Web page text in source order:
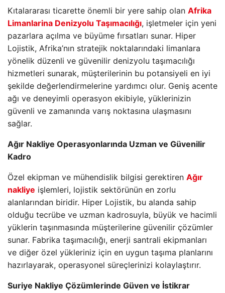
Kıtalararası ticarette önemli bir yere sahip olan Afrika
Limanlarina Denizyolu Taşımacılığı, işletmeler için yeni
pazarlara açılma ve büyüme fırsatları sunar. Hiper
Lojistik, Afrika’nın stratejik noktalarındaki limanlara
yönelik düzenli ve güvenilir denizyolu taşımacılığı
hizmetleri sunarak, müşterilerinin bu potansiyeli en iyi
şekilde değerlendirmelerine yardımcı olur. Geniş acente
ağı ve deneyimli operasyon ekibiyle, yüklerinizin
güvenli ve zamanında varış noktasına ulaşmasını
sağlar.
Ağır Nakliye Operasyonlarında Uzman ve Güvenilir
Kadro
Özel ekipman ve mühendislik bilgisi gerektiren Ağır
nakliye işlemleri, lojistik sektörünün en zorlu
alanlarından biridir. Hiper Lojistik, bu alanda sahip
olduğu tecrübe ve uzman kadrosuyla, büyük ve hacimli
yüklerin taşınmasında müşterilerine güvenilir çözümler
sunar. Fabrika taşımacılığı, enerji santrali ekipmanları
ve diğer özel yükleriniz için en uygun taşıma planlarını
hazırlayarak, operasyonel süreçlerinizi kolaylaştırır.
Suriye Nakliye Çözümlerinde Güven ve İstikrar